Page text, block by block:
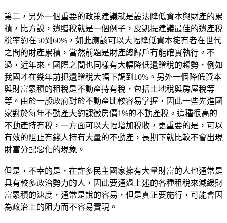
第二，另外一個重要的政策建議就是設法降低資本與財產的累
積，比方說，遺贈稅就是一個例子，皮凱提建議最佳的遺產稅
稅率約在50到60%，如此應該可以大幅降低資本擁有者在世代
之間的財產累積，當然前題是財產總歸戶有能確實執行。不
過，近年來，國際之間也同樣有大幅降低遺贈稅的趨勢，例如
我國才在幾年前把遺贈稅大幅下調到10%。另外一個降低資本
與財富累積的租稅是不動產持有稅，包括土地稅與房屋稅等
等。由於一般政府對於不動產比較容易掌握，因此一些先進國
家對於每年不動產大約課徵房價1%的不動產稅。這種很高的
不動產持有稅，一方面可以大幅增加稅收，更重要的是，可以
有效的阻止有錢人持有大量的不動產，長期下就比較不會出現
財富分配惡化的現象。
但是，不幸的是，在許多民主國家擁有大量財富的人也通常是
具有較多政治勢力的人，因此要通過上述的各種租稅來減緩財
富累積的速度，通常是說的容易，但是真正要施行，可能會因
為政治上的阻力而不容易實現。